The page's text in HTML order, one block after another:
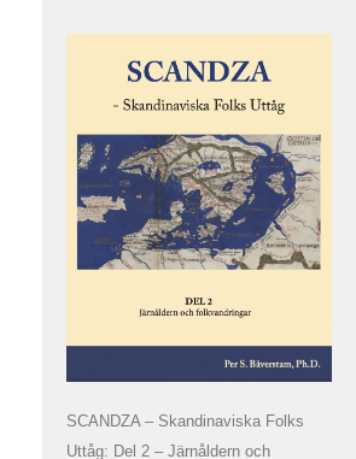
SCANDZA – Skandinaviska Folks
Uttåg: Del 2 – Järnåldern och